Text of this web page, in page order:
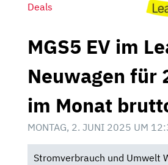
Deals
MGS5 EV im
Neuwagen für
im Monat
MONTAG, 2. JUNI 2025 UM
Stromverbrauch und Umwelt